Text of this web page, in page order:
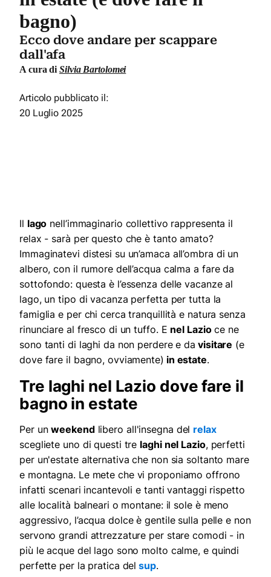
bagno)
Ecco dove andare per scappare
dall'afa
A cura di Silvia Bartolomei
Articolo pubblicato il:
20 Luglio 2025
Il lago nell’immaginario collettivo rappresenta il
relax - sarà per questo che è tanto amato?
Immaginatevi distesi su un’amaca all’ombra di un
albero, con il rumore dell’acqua calma a fare da
sottofondo: questa è l’essenza delle vacanze al
lago, un tipo di vacanza perfetta per tutta la
famiglia e per chi cerca tranquillità e natura senza
rinunciare al fresco di un tuffo. E nel Lazioce ne
sono tanti di laghi da non perdere e da visitare (e
dove fare il bagno, ovviamente) in estate.
Tre laghi nel Lazio dove fare il
bagno in estate
Per unweekendlibero all'insegna del relax
scegliete uno di questi tre laghi nel Lazio, perfetti
per un'estate alternativa che non sia soltanto mare
e montagna. Le mete che vi proponiamo offrono
infatti scenari incantevoli e tanti vantaggi rispetto
alle località balneari o montane: il sole è meno
aggressivo, l’acqua dolce è gentile sulla pelle e non
servono grandi attrezzature per stare comodi - in
più le acque del lago sono molto calme, e quindi
perfette per la pratica del sup.